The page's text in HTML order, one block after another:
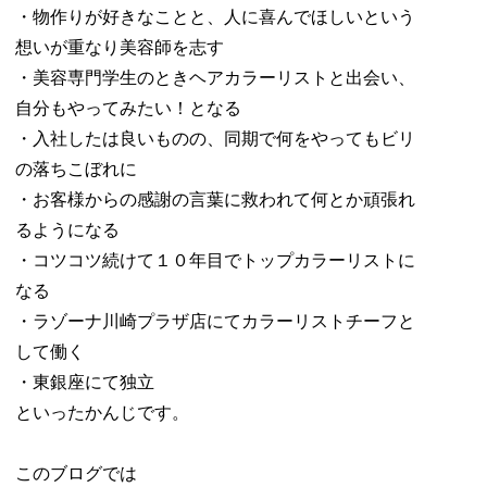
・物作りが好きなことと、人に喜んでほしいという
想いが重なり美容師を志す
・美容専門学生のときヘアカラーリストと出会い、
自分もやってみたい！となる
・入社したは良いものの、同期で何をやってもビリ
の落ちこぼれに
・お客様からの感謝の言葉に救われて何とか頑張れ
るようになる
・コツコツ続けて１０年目でトップカラーリストに
なる
・ラゾーナ川崎プラザ店にてカラーリストチーフと
して働く
・東銀座にて独立
といったかんじです。
このブログでは